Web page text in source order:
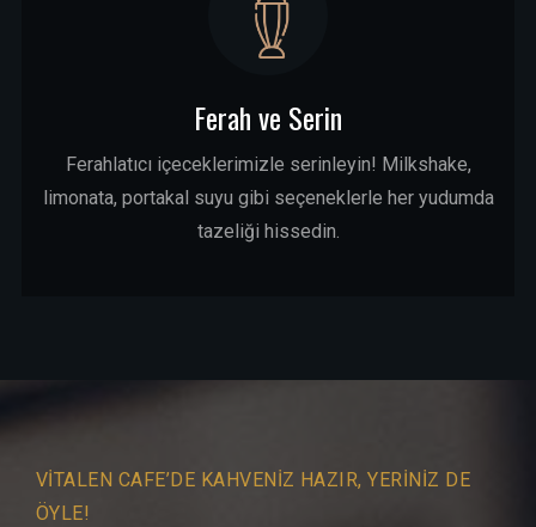
Ferah ve Serin
Ferahlatıcı içeceklerimizle serinleyin! Milkshake,
limonata, portakal suyu gibi seçeneklerle her yudumda
tazeliği hissedin.
VITALEN CAFE’DE KAHVENIZ HAZIR, YERINIZ DE
ÖYLE!